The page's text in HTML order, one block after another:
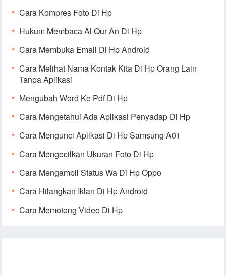
Cara Kompres Foto Di Hp
Hukum Membaca Al Qur An Di Hp
Cara Membuka Email Di Hp Android
Cara Melihat Nama Kontak Kita Di Hp Orang Lain
Tanpa Aplikasi
Mengubah Word Ke Pdf Di Hp
Cara Mengetahui Ada Aplikasi Penyadap Di Hp
Cara Mengunci Aplikasi Di Hp Samsung A01
Cara Mengecilkan Ukuran Foto Di Hp
Cara Mengambil Status Wa Di Hp Oppo
Cara Hilangkan Iklan Di Hp Android
Cara Memotong Video Di Hp